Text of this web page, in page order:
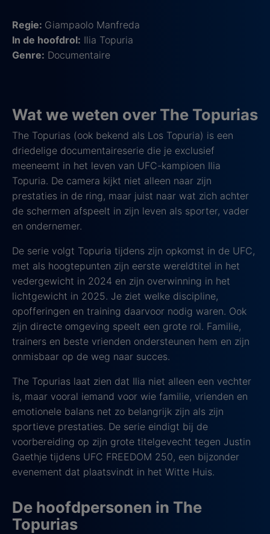
Regie: Giampaolo Manfreda
In de hoofdrol: Ilia Topuria
Genre: Documentaire
Wat we weten over The Topurias
The Topurias (ook bekend als Los Topuria) is een
driedelige documentaireserie die je exclusief
meeneemt in het leven van UFC-kampioen Ilia
Topuria. De camera kijkt niet alleen naar zijn
prestaties in de ring, maar juist naar wat zich achter
de schermen afspeelt in zijn leven als sporter, vader
en ondernemer.
De serie volgt Topuria tijdens zijn opkomst in de UFC,
met als hoogtepunten zijn eerste wereldtitel in het
vedergewicht in 2024 en zijn overwinning in het
lichtgewicht in 2025. Je ziet welke discipline,
opofferingen en training daarvoor nodig waren. Ook
zijn directe omgeving speelt een grote rol. Familie,
trainers en beste vrienden ondersteunen hem en zijn
onmisbaar op de weg naar succes.
The Topurias laat zien dat Ilia niet alleen een vechter
is, maar vooral iemand voor wie familie, vrienden en
emotionele balans net zo belangrijk zijn als zijn
sportieve prestaties. De serie eindigt bij de
voorbereiding op zijn grote titelgevecht tegen Justin
Gaethje tijdens UFC FREEDOM 250, een bijzonder
evenement dat plaatsvindt in het Witte Huis.
De hoofdpersonen in The
Topurias